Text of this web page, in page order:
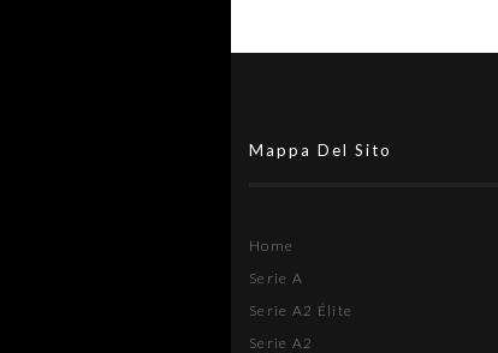
Mappa Del Sito
Home
Serie A
Serie A2 Élite
Serie A2